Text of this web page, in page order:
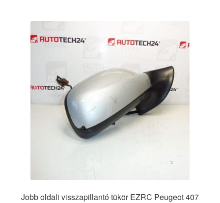
Jobb oldali visszapillantó tükör EZRC Peugeot 407